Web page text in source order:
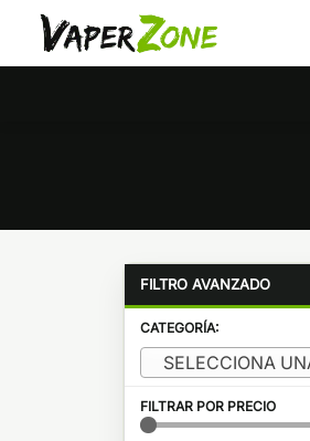
Saltar
contenido
CATEGORÍA:
FILTRAR POR PRECIO